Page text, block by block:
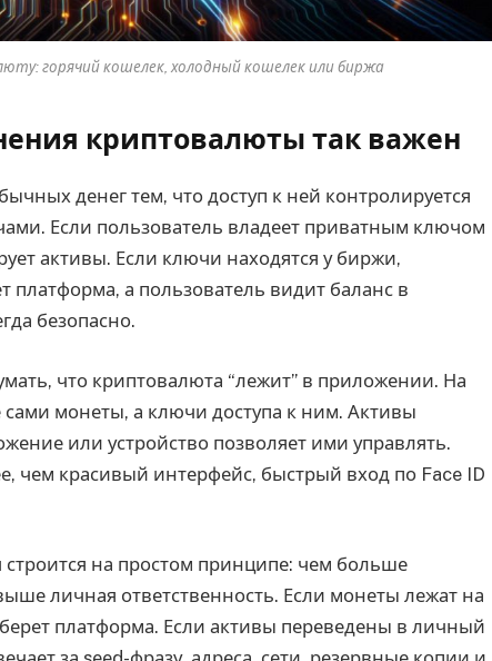
горячий кошелек, холодный кошелек или биржа
криптовалюты так важен
денег тем, что доступ к ней контролируется
Если пользователь владеет приватным ключом
активы. Если ключи находятся у биржи,
платформа, а пользователь видит баланс в
безопасно.
что криптовалюта “лежит” в приложении. На
монеты, а ключи доступа к ним. Активы
или устройство позволяет ими управлять.
чем красивый интерфейс, быстрый вход по Face ID
строится на простом принципе: чем больше
личная ответственность. Если монеты лежат на
платформа. Если активы переведены в личный